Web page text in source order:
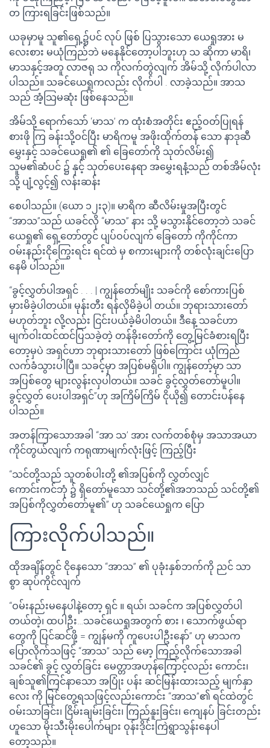
တ ကြားရခြင်းဖြစ်သည်။
ယခုမှာမူ သူ၏ရှေ့၌ပင် လုပ် ဖြစ် ပြသွားသော ယေရှုအား မ
လေးစား မယုံကြည်ဘဲ မနေနိုင်တော့ပါဘူးဟု သ ဆိုကာ မာရိ၊
မာသနှင့်အတူ လာဇရု သ ကိုလက်တွဲလျက် အိမ်သို့ လိုက်ပါလာ
ပါသည်။ သခင်ယေရှုကလည်း လိုက်ပါ . လာခဲ့သည်။ အာသ
သည် အံ့သြမဆုံး ဖြစ်နေသည်။
အိမ်သို့ ရောက်သော် ‘မာသ’ က ထုံးစံအတိုင်း ဧည့်ဝတ်ပြုရန်
စားဖို ကြ ခန်းသို့ဝင်ပြီး မာရိကမူ အဖိုးထိုက်တန် သော နာဒုဆီ
မွှေးနှင့် သခင်ယေရှု၏ ၏ ခြေတော်ကို သုတ်လိမ်း၍
သူမ၏ဆံပင် ၌ နှင့် သုတ်ပေးနေရာ အမွှေးရနံ့သည် တစ်အိမ်လုံး
သို့ ပျံ့လွင့်၍ လန်းဆန်း
စေပါသည်။ (ယော ၁၂း၃)။ မာရိက ဆီလိမ်းမှုအပြီးတွင်
“အာသ”သည် ယခင်လို “မာသ” နား သို့ မသွားနိုင်တော့ဘဲ သခင်
ယေရှု၏ ရှေ့တော်တွင် ပျပ်ဝပ်လျက် ခြေတော် ကိုကိုင်ကာ
ဝမ်းနည်းငိုကြွေးရင်း ရင်ထဲ မှ စကားများကို တစ်လုံးချင်းပြော
နေမိ ပါသည်။
“ခွင့်လွှတ်ပါအရှင် . . . | ကျွန်တော်မျိုး သခင်ကို စော်ကားပြစ်
မှားမိခဲ့ပါတယ်။ မုန်းတီး ရန်လိုမိခဲ့ပါ တယ်။ ဘုရားသားတော်
မဟုတ်ဘူး လို့လည်း ငြင်းပယ်ခဲ့မိပါတယ်။ ဒီနေ့ သခင်ဟာ
မျက်ဝါးထင်ထင်ပြသခဲ့တဲ့ တန်ခိုးတော်ကို တွေ့မြင်ခံစားရပြီး
တော့မှပဲ အရှင်ဟာ ဘုရားသားတော် ဖြစ်ကြောင်း ယုံကြည်
လက်ခံသွားပါပြီ။ သခင့်မှာ အပြစ်မရှိပါ။ ကျွန်တော့်မှာ သာ
အပြစ်တွေ များလွန်းလှပါတယ်။ သခင် ခွင့်လွှတ်တော်မူပါ။
ခွင့်လွှတ် ပေးပါအရှင်”ဟု အကြိမ်ကြိမ် ငိုယို၍ တောင်းပန်နေ
ပါသည်။
အတန်ကြာသောအခါ “အာ သ’ အား လက်တစ်စုံမှ အသာအယာ
ကိုင်တွယ်လျက် ကရုဏာမျက်လုံးဖြင့် ကြည့်ပြီး
“သင်တို့သည် သူတစ်ပါးတို့ ၏အပြစ်ကို လွှတ်လျှင်
ကောင်းကင်ဘုံ ၌ ရှိတော်မူသော သင်တို့၏အဘသည် သင်တို့၏
အပြစ်ကိုလွှတ်တော်မူ၏” ဟု သခင်ယေရှုက ပြော
ကြားလိုက်ပါသည်။
ထိုအချိန်တွင် ငိုနေသော “အာသ” ၏ ပုခုံးနှစ်ဘက်ကို ညင် သာ
စွာ ဆုပ်ကိုင်လျက်
“ဝမ်းနည်းမနေပါနဲ့တော့ ရှင် ။ ရယ်၊ သခင်က အပြစ်လွှတ်ပါ
တယ်တဲ့၊ ထပါဦး…သခင်ယေရှုအတွက် စား ၊ သောက်ဖွယ်ရာ
တွေကို ပြင်ဆင်ဖို့ = ကျွန်မကို ကူပေးပါဦးနော်” ဟု မာသက
ပြောလိုက်သဖြင့် “အာသ” သည် မော့ ကြည့်လိုက်သောအခါ
သခင်၏ ခွင့် လွှတ်ခြင်း မေတ္တာအဟုန်ကြောင့်လည်း ကောင်း၊
ချစ်သူ၏ကြင်နာသော အပြုံး ပန်း ဆင်မြန်းထားသည့် မျက်နှာ
လေး ကို မြင်တွေ့ရသဖြင့်လည်းကောင်း “အာသ”၏ ရင်ထဲတွင်
ဝမ်းသာခြင်း၊ ငြိမ်းချမ်းခြင်း၊ ကြည်နူးခြင်း၊ ကျေနပ် ခြင်းတည်း
ဟူသော မိုးသီးမိုးပေါက်များ ဝုန်းဒိုင်းကြဲရွာသွန်းနေပါ
တော့သည်။